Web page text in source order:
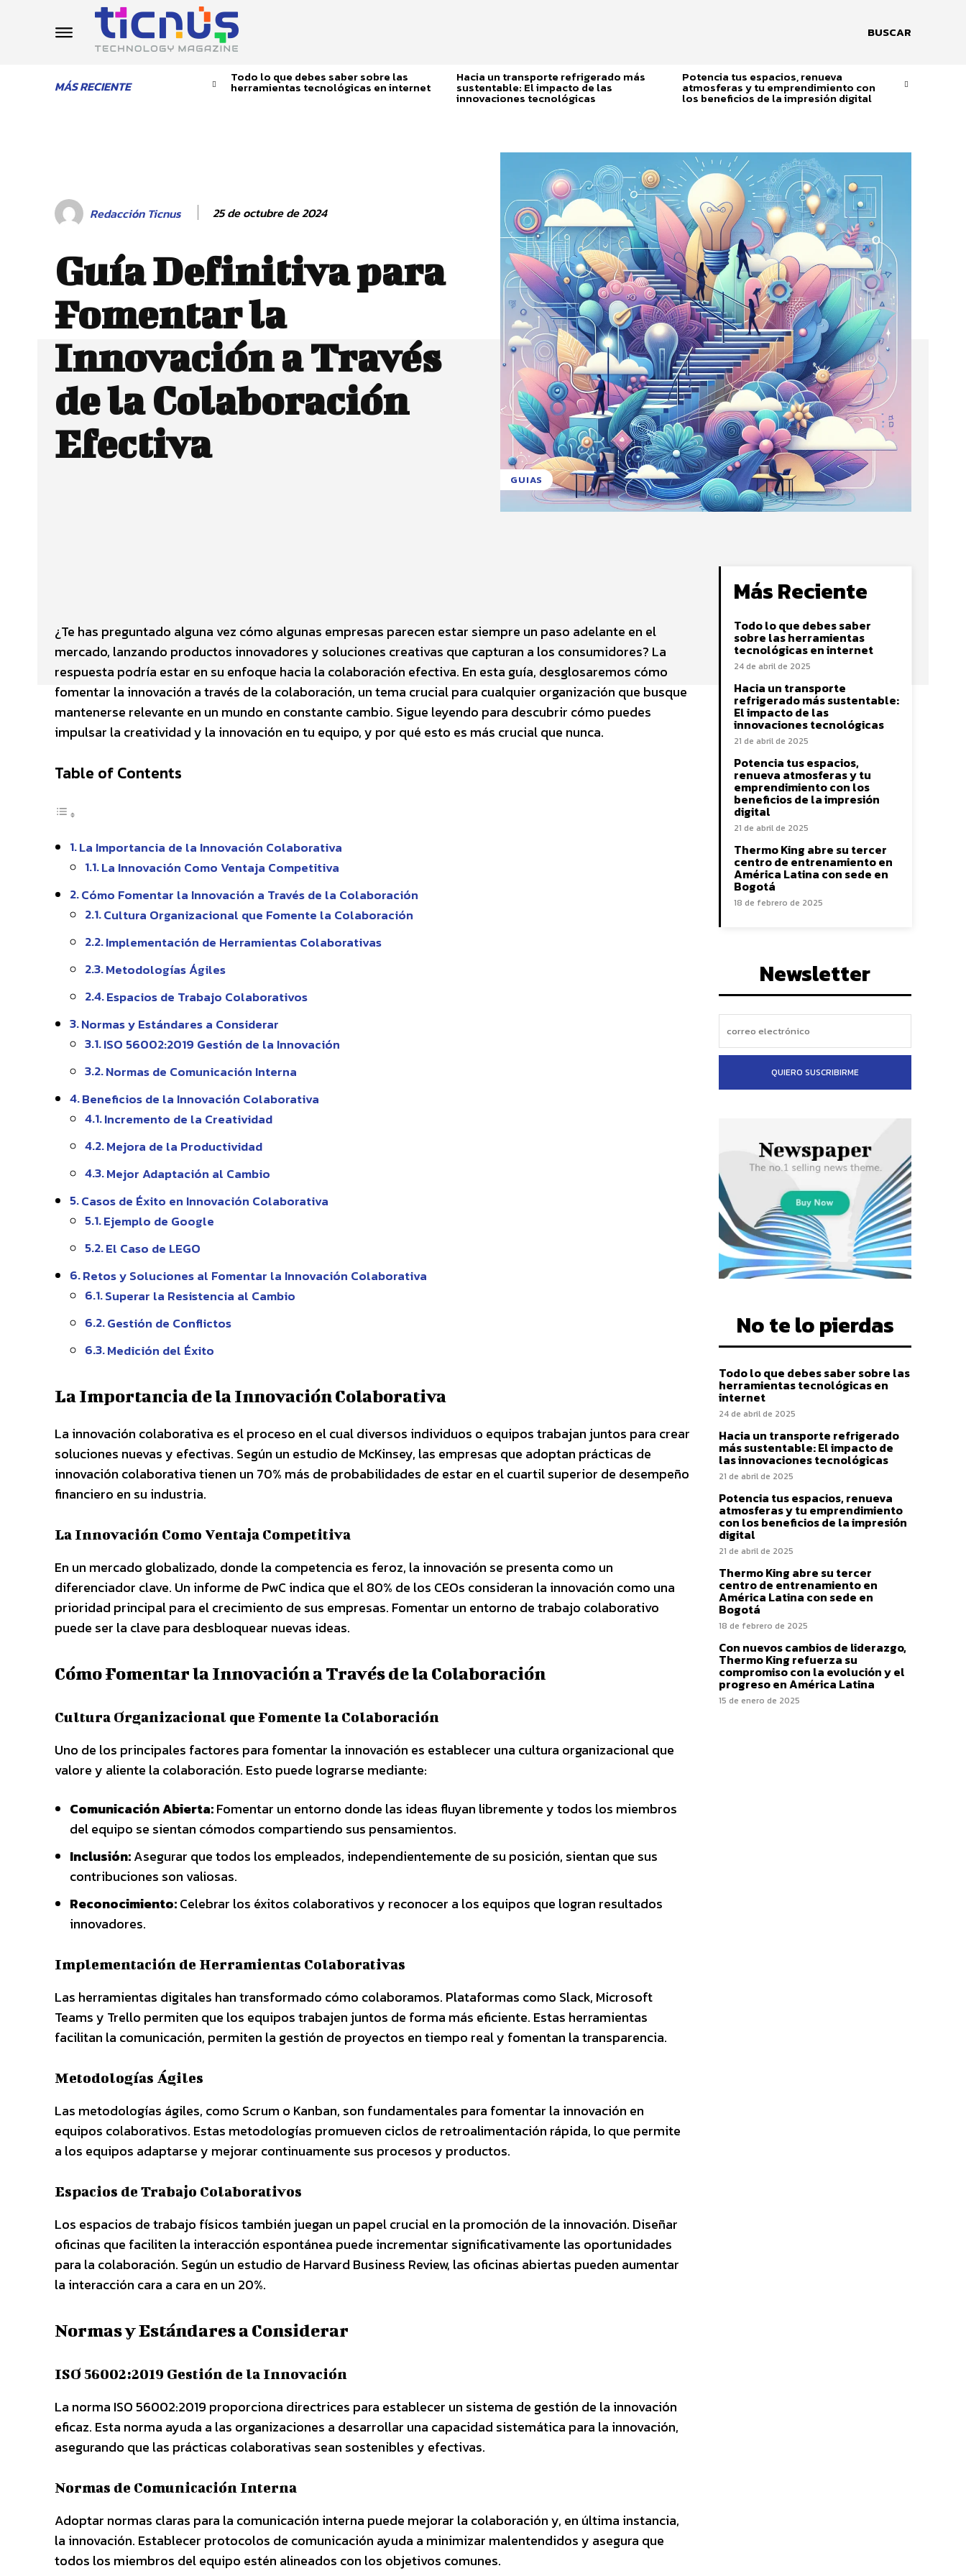
BUSCAR
MÁS RECIENTE
Todo lo que debes saber sobre las
herramientas tecnológicas en internet
Hacia un transporte refrigerado más
sustentable: El impacto de las
innovaciones tecnológicas
Potencia tus espacios, renueva
atmosferas y tu emprendimiento con
los beneficios de la impresión digital
Redacción Ticnus 25 de octubre de 2024
Guía Definitiva para
Fomentar la
Innovación a Través
de la Colaboración
Efectiva
GUIAS
¿Te has preguntado alguna vez cómo algunas empresas parecen estar siempre un paso adelante en el
mercado, lanzando productos innovadores y soluciones creativas que capturan a los consumidores? La
respuesta podría estar en su enfoque hacia la colaboración efectiva. En esta guía, desglosaremos cómo
fomentar la innovación a través de la colaboración, un tema crucial para cualquier organización que busque
mantenerse relevante en un mundo en constante cambio. Sigue leyendo para descubrir cómo puedes
impulsar la creatividad y la innovación en tu equipo, y por qué esto es más crucial que nunca.
Table of Contents
La Importancia de la Innovación Colaborativa
La Innovación Como Ventaja Competitiva
Cómo Fomentar la Innovación a Través de la Colaboración
Cultura Organizacional que Fomente la Colaboración
Implementación de Herramientas Colaborativas
Metodologías Ágiles
Espacios de Trabajo Colaborativos
Normas y Estándares a Considerar
ISO 56002:2019 Gestión de la Innovación
Normas de Comunicación Interna
Beneficios de la Innovación Colaborativa
Incremento de la Creatividad
Mejora de la Productividad
Mejor Adaptación al Cambio
Casos de Éxito en Innovación Colaborativa
Ejemplo de Google
El Caso de LEGO
Retos y Soluciones al Fomentar la Innovación Colaborativa
Superar la Resistencia al Cambio
Gestión de Conflictos
Medición del Éxito
La Importancia de la Innovación Colaborativa
La innovación colaborativa es el proceso en el cual diversos individuos o equipos trabajan juntos para crear
soluciones nuevas y efectivas. Según un estudio de McKinsey, las empresas que adoptan prácticas de
innovación colaborativa tienen un 70% más de probabilidades de estar en el cuartil superior de desempeño
financiero en su industria.
La Innovación Como Ventaja Competitiva
En un mercado globalizado, donde la competencia es feroz, la innovación se presenta como un
diferenciador clave. Un informe de PwC indica que el 80% de los CEOs consideran la innovación como una
prioridad principal para el crecimiento de sus empresas. Fomentar un entorno de trabajo colaborativo
puede ser la clave para desbloquear nuevas ideas.
Cómo Fomentar la Innovación a Través de la Colaboración
Cultura Organizacional que Fomente la Colaboración
Uno de los principales factores para fomentar la innovación es establecer una cultura organizacional que
valore y aliente la colaboración. Esto puede lograrse mediante:
Comunicación Abierta:Fomentar un entorno donde las ideas fluyan libremente y todos los miembros
del equipo se sientan cómodos compartiendo sus pensamientos.
Inclusión:Asegurar que todos los empleados, independientemente de su posición, sientan que sus
contribuciones son valiosas.
Reconocimiento:Celebrar los éxitos colaborativos y reconocer a los equipos que logran resultados
innovadores.
Implementación de Herramientas Colaborativas
Las herramientas digitales han transformado cómo colaboramos. Plataformas como Slack, Microsoft
Teams y Trello permiten que los equipos trabajen juntos de forma más eficiente. Estas herramientas
facilitan la comunicación, permiten la gestión de proyectos en tiempo real y fomentan la transparencia.
Metodologías Ágiles
Las metodologías ágiles, como Scrum o Kanban, son fundamentales para fomentar la innovación en
equipos colaborativos. Estas metodologías promueven ciclos de retroalimentación rápida, lo que permite
a los equipos adaptarse y mejorar continuamente sus procesos y productos.
Espacios de Trabajo Colaborativos
Los espacios de trabajo físicos también juegan un papel crucial en la promoción de la innovación. Diseñar
oficinas que faciliten la interacción espontánea puede incrementar significativamente las oportunidades
para la colaboración. Según un estudio de Harvard Business Review, las oficinas abiertas pueden aumentar
la interacción cara a cara en un 20%.
Normas y Estándares a Considerar
ISO 56002:2019 Gestión de la Innovación
La norma ISO 56002:2019 proporciona directrices para establecer un sistema de gestión de la innovación
eficaz. Esta norma ayuda a las organizaciones a desarrollar una capacidad sistemática para la innovación,
asegurando que las prácticas colaborativas sean sostenibles y efectivas.
Normas de Comunicación Interna
Adoptar normas claras para la comunicación interna puede mejorar la colaboración y, en última instancia,
la innovación. Establecer protocolos de comunicación ayuda a minimizar malentendidos y asegura que
todos los miembros del equipo estén alineados con los objetivos comunes.
Más Reciente
Todo lo que debes saber
sobre las herramientas
tecnológicas en internet
24 de abril de 2025
Hacia un transporte
refrigerado más sustentable:
El impacto de las
innovaciones tecnológicas
21 de abril de 2025
Potencia tus espacios,
renueva atmosferas y tu
emprendimiento con los
beneficios de la impresión
digital
21 de abril de 2025
Thermo King abre su tercer
centro de entrenamiento en
América Latina con sede en
Bogotá
18 de febrero de 2025
Newsletter
QUIERO SUSCRIBIRME
No te lo pierdas
Todo lo que debes saber sobre las
herramientas tecnológicas en
internet
24 de abril de 2025
Hacia un transporte refrigerado
más sustentable: El impacto de
las innovaciones tecnológicas
21 de abril de 2025
Potencia tus espacios, renueva
atmosferas y tu emprendimiento
con los beneficios de la impresión
digital
21 de abril de 2025
Thermo King abre su tercer
centro de entrenamiento en
América Latina con sede en
Bogotá
18 de febrero de 2025
Con nuevos cambios de liderazgo,
Thermo King refuerza su
compromiso con la evolución y el
progreso en América Latina
15 de enero de 2025